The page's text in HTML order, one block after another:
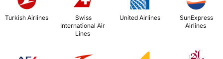
Turkish Airlines
International Air
Lines
United Airlines
Airlines